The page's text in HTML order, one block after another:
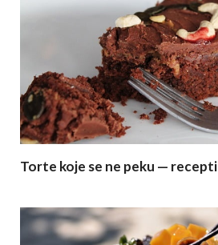
Torte koje se ne peku — recepti